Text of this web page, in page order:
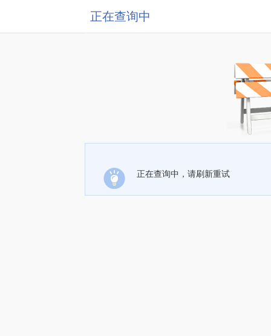
正在查询中
正在查询中，请刷新重试